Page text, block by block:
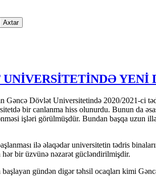
Axtar
YENİ
Gəncə Dövlət Universitetində 2020/2021-ci
bir canlanma hiss olunurdu. Bunun da
işləri görülmüşdür. Bundan başqa uzun
ilə əlaqədar universitetin tədris
bir üzvünə nəzarət gücləndirilmişdir.
gündən digər təhsil ocaqları kimi